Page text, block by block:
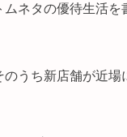
ネタの優待生活
のうち新店舗が近